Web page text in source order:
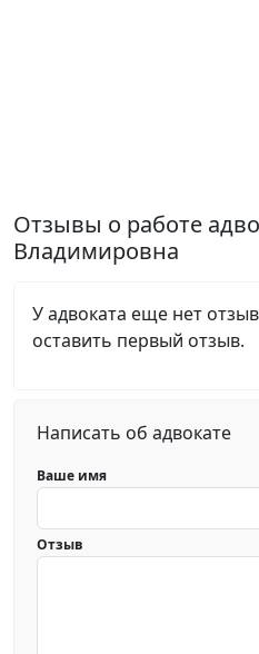
Отзывы о работе
Владимировна
У адвоката еще нет
оставить первый отзыв.
Написать об адвокате
Ваше имя
Отзыв